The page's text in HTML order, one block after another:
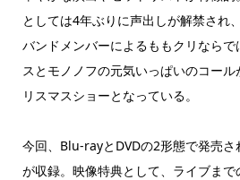
としては4年ぶりに声出しが解禁され
バンドメンバーによるももクリなら
スとモノノフの元気いっぱいのコー
リスマスショーとなっている。
今回、Blu-rayとDVDの2形態で発売さ
が収録。映像特典として、ライブま